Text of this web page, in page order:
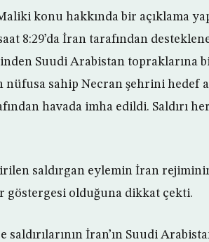
konu hakkında bir açıklama
8:29’da İran tarafından
Suudi Arabistan topraklarına
nüfusa sahip Necran şehrini hedef
havada imha edildi. Saldırı
saldırgan eylemin İran
göstergesi olduğuna dikkat çekti.
İran’ın Suudi